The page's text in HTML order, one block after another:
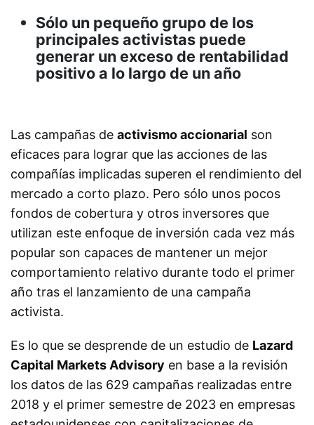
Sólo un pequeño grupo de los
principales activistas puede
generar un exceso de rentabilidad
positivo a lo largo de un año
Las campañas de activismo accionarial son
eficaces para lograr que las acciones de las
compañías implicadas superen el rendimiento del
mercado a corto plazo. Pero sólo unos pocos
fondos de cobertura y otros inversores que
utilizan este enfoque de inversión cada vez más
popular son capaces de mantener un mejor
comportamiento relativo durante todo el primer
año tras el lanzamiento de una campaña
activista.
Es lo que se desprende de un estudio de Lazard
Capital Markets Advisory en base a la revisión
los datos de las 629 campañas realizadas entre
2018 y el primer semestre de 2023 en empresas